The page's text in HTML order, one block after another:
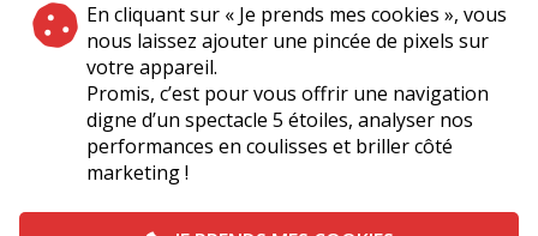
En cliquant sur « Je prends mes cookies », vous
nous laissez ajouter une pincée de pixels sur
votre appareil.
Promis, c’est pour vous offrir une navigation
digne d’un spectacle 5 étoiles, analyser nos
performances en coulisses et briller côté
marketing !
|
Plan du site A Propos de Nous